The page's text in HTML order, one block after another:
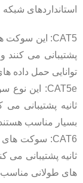
استانداردهای
توانایی حمل داده
ثانیه پشتیبانی
بسیار مناسب
ثانیه پشتیبانی می‌
های طولانی مناسب‌